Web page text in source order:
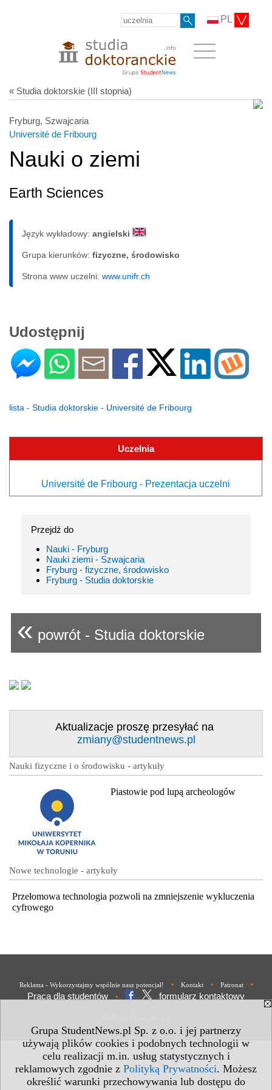
Grupa StudentNews.pl Sp. z o.o. i jej partnerzy
używają plików cookies i podobnych technologii w
celu realizacji m.in. usług statystycznych i
reklamowych zgodnie z Polityką Prywatności. Możesz
określić warunki przechowywania lub dostępu do
PL
« Studia doktorskie (III stopnia)
Fryburg, Szwajcaria
Université de Fribourg
Nauki o ziemi
Earth Sciences
Język wykładowy: angielski
Grupa kierunków: fizyczne, środowisko
Strona www uczelni: www.unifr.ch
Udostępnij
lista - Studia doktorskie - Université de Fribourg
Uczelnia
Université de Fribourg - Prezentacja uczelni
Przejdź do
Nauki - Fryburg
Nauki ziemi - Szwajcaria
Fryburg - fizyczne, środowisko
Fryburg - Studia doktorskie
« powrót - Studia doktorskie
Aktualizacje proszę przesyłać na
zmiany@studentnews.pl
Nauki fizyczne i o środowisku - artykuły
Piastowie pod lupą archeologów
Nowe technologie - artykuły
Przełomowa technologia pozwoli na zmniejszenie wykluczenia
cyfrowego
Reklama - Wykorzystajmy wspólnie nasz potencjał! • Kontakt • Patronat •
Praca dla studentów • formularz kontaktowy